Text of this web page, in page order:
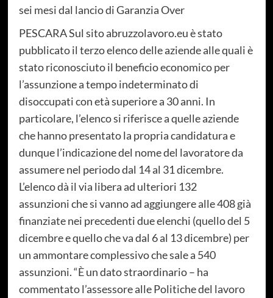
sei mesi dal lancio di Garanzia Over
PESCARA Sul sito abruzzolavoro.eu è stato
pubblicato il terzo elenco delle aziende alle quali è
stato riconosciuto il beneficio economico per
l’assunzione a tempo indeterminato di
disoccupati con età superiore a 30 anni. In
particolare, l’elenco si riferisce a quelle aziende
che hanno presentato la propria candidatura e
dunque l’indicazione del nome del lavoratore da
assumere nel periodo dal 14 al 31 dicembre.
L’elenco dà il via libera ad ulteriori 132
assunzioniche si vanno ad aggiungere alle 408 già
finanziate nei precedenti due elenchi (quello del 5
dicembre e quello che va dal 6 al 13 dicembre) per
un ammontare complessivo che sale a 540
assunzioni. “È un dato straordinario – ha
commentato l’assessore alle Politiche del lavoro